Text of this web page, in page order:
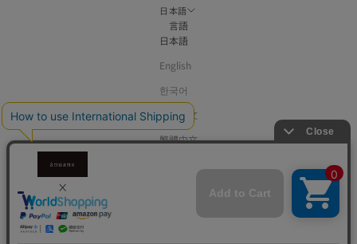
日本語
言語
日本語
English
한국어
简体中文
繁體中文